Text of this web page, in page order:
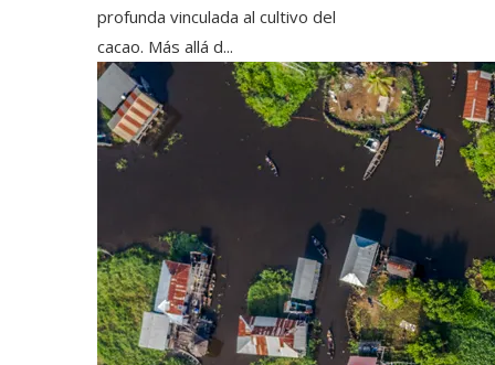
profunda vinculada al cultivo del
cacao. Más allá d...